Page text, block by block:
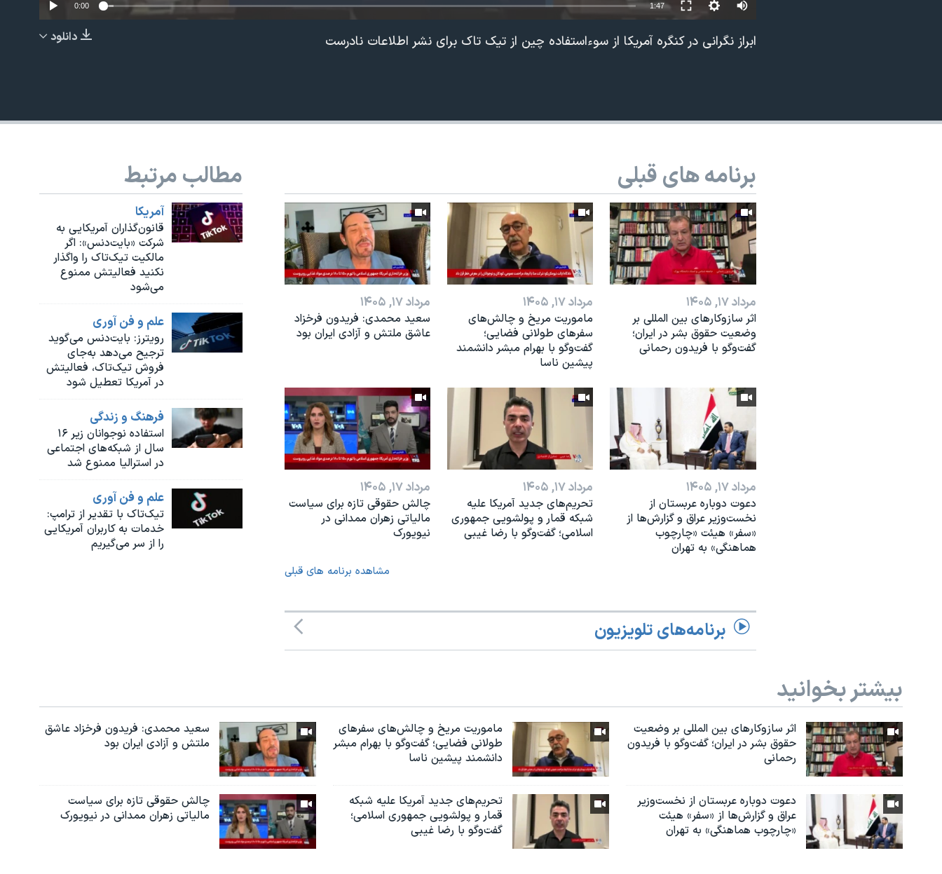
EMBED
0:00 1:47
دانلود ابراز نگرانی در کنگره آمریکا از سوءاستفاده چین از تیک تاک برای نشر اطلاعات نادرست
مطالب مرتبط
آمريکا
قانون‌گذاران آمریکایی به
شرکت «بایت‌دنس»: اگر
مالکیت تیک‌تاک را واگذار
نکنید فعالیتش ممنوع
می‌شود
علم و فن آوری
رویترز: بایت‌دنس می‌گوید
ترجیح می‌دهد به‌جای
فروش تیک‌تاک، فعالیتش
در آمریکا تعطیل شود
فرهنگ و زندگی
استفاده نوجوانان زیر ۱۶
سال از شبکه‌های اجتماعی
در استرالیا ممنوع شد
علم و فن آوری
تیک‌تاک با تقدیر از ترامپ:
خدمات به کاربران آمریکایی
را از سر می‌گیریم
برنامه های قبلی
مرداد ۱۷, ۱۴۰۵
اثر ساز‌و‌کارهای بین المللی بر
وضعیت حقوق بشر در ایران؛
گفت‌وگو با فریدون رحمانی
مرداد ۱۷, ۱۴۰۵
ماموریت مریخ و چالش‌های
سفرهای طولانی فضایی؛
گفت‌وگو با بهرام مبشر دانشمند
پیشین ناسا
مرداد ۱۷, ۱۴۰۵
سعید محمدی: فریدون فرخزاد
عاشق ملتش و آزادی ایران بود
مرداد ۱۷, ۱۴۰۵
دعوت دوباره عربستان از
نخست‌وزیر عراق و گزارش‌ها از
«سفر» هیئت «چارچوب
هماهنگی» به تهران
مرداد ۱۷, ۱۴۰۵
تحریم‌های جدید آمریکا علیه
شبکه قمار و پولشویی جمهوری
اسلامی؛ گفت‌وگو با رضا غیبی
مرداد ۱۷, ۱۴۰۵
چالش حقوقی تازه برای سیاست
مالیاتی زهران ممدانی در
نیویورک
مشاهده برنامه های قبلی
برنامه‌های تلویزیون
بیشتر بخوانید
اثر ساز‌و‌کارهای بین المللی بر وضعیت
حقوق بشر در ایران؛ گفت‌وگو با فریدون
رحمانی
ماموریت مریخ و چالش‌های سفرهای
طولانی فضایی؛ گفت‌وگو با بهرام مبشر
دانشمند پیشین ناسا
سعید محمدی: فریدون فرخزاد عاشق
ملتش و آزادی ایران بود
دعوت دوباره عربستان از نخست‌وزیر
عراق و گزارش‌ها از «سفر» هیئت
«چارچوب هماهنگی» به تهران
تحریم‌های جدید آمریکا علیه شبکه
قمار و پولشویی جمهوری اسلامی؛
گفت‌وگو با رضا غیبی
چالش حقوقی تازه برای سیاست
مالیاتی زهران ممدانی در نیویورک